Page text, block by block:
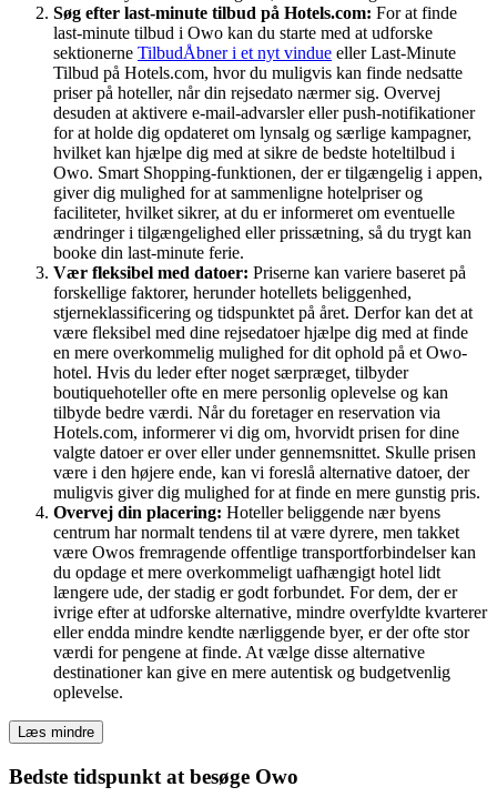
Søg efter last-minute tilbud på Hotels.com: For at finde
last-minute tilbud i Owo kan du starte med at udforske
sektionerne TilbudÅbner i et nyt vindue eller Last-Minute
Tilbud på Hotels.com, hvor du muligvis kan finde nedsatte
priser på hoteller, når din rejsedato nærmer sig. Overvej
desuden at aktivere e-mail-advarsler eller push-notifikationer
for at holde dig opdateret om lynsalg og særlige kampagner,
hvilket kan hjælpe dig med at sikre de bedste hoteltilbud i
Owo. Smart Shopping-funktionen, der er tilgængelig i appen,
giver dig mulighed for at sammenligne hotelpriser og
faciliteter, hvilket sikrer, at du er informeret om eventuelle
ændringer i tilgængelighed eller prissætning, så du trygt kan
booke din last-minute ferie.
Vær fleksibel med datoer: Priserne kan variere baseret på
forskellige faktorer, herunder hotellets beliggenhed,
stjerneklassificering og tidspunktet på året. Derfor kan det at
være fleksibel med dine rejsedatoer hjælpe dig med at finde
en mere overkommelig mulighed for dit ophold på et Owo-
hotel. Hvis du leder efter noget særpræget, tilbyder
boutiquehoteller ofte en mere personlig oplevelse og kan
tilbyde bedre værdi. Når du foretager en reservation via
Hotels.com, informerer vi dig om, hvorvidt prisen for dine
valgte datoer er over eller under gennemsnittet. Skulle prisen
være i den højere ende, kan vi foreslå alternative datoer, der
muligvis giver dig mulighed for at finde en mere gunstig pris.
Overvej din placering: Hoteller beliggende nær byens
centrum har normalt tendens til at være dyrere, men takket
være Owos fremragende offentlige transportforbindelser kan
du opdage et mere overkommeligt uafhængigt hotel lidt
længere ude, der stadig er godt forbundet. For dem, der er
ivrige efter at udforske alternative, mindre overfyldte kvarterer
eller endda mindre kendte nærliggende byer, er der ofte stor
værdi for pengene at finde. At vælge disse alternative
destinationer kan give en mere autentisk og budgetvenlig
oplevelse.
Læs mindre
Bedste tidspunkt at besøge Owo